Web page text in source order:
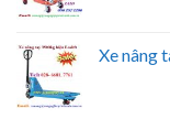
Xe nâng